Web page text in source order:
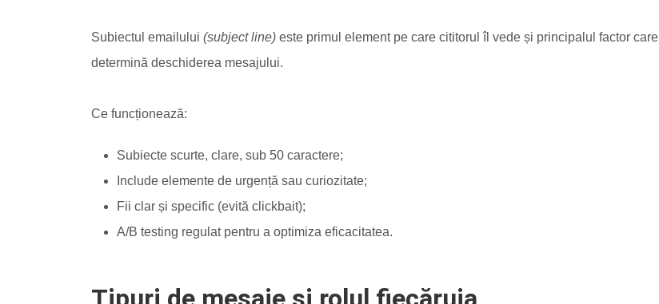
Subiectul emailului (subject line) este primul element pe care cititorul îl vede și principalul factor care
determină deschiderea mesajului.
Ce funcționează:
Subiecte scurte, clare, sub 50 caractere;
Include elemente de urgență sau curiozitate;
Fii clar și specific (evită clickbait);
A/B testing regulat pentru a optimiza eficacitatea.